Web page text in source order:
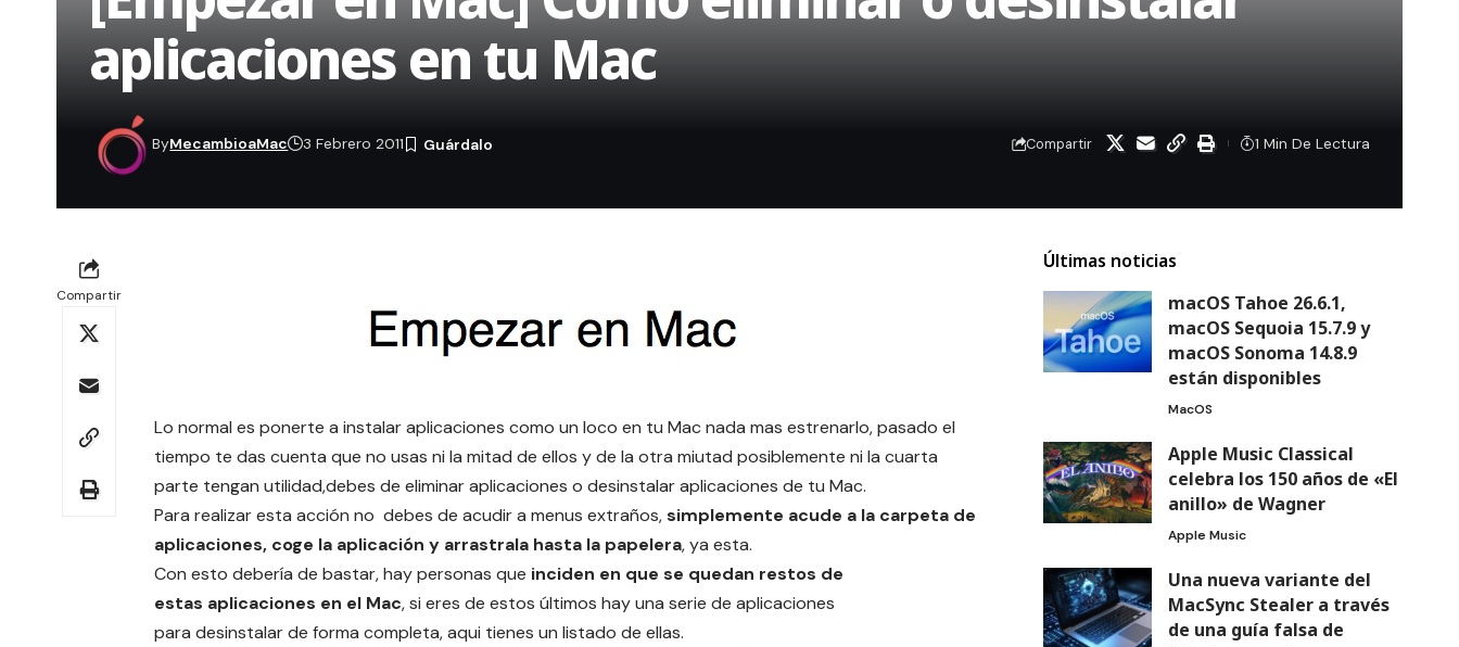
aplicaciones en tu Mac
ByMecambioaMac 3 Febrero 2011 Compartir 1 Min De Lectura
Compartir
Lo normal es ponerte a instalar aplicaciones como un loco en tu Mac nada mas estrenarlo, pasado el
tiempo te das cuenta que no usas ni la mitad de ellos y de la otra miutad posiblemente ni la cuarta
parte tengan utilidad,debes de eliminar aplicaciones o desinstalar aplicaciones de tu Mac.
Para realizar esta acción no debes de acudir a menus extraños,simplemente acude a la carpeta de
aplicaciones, coge la aplicación y arrastrala hasta la papelera, ya esta.
Con esto debería de bastar, hay personas que inciden en que se quedan restos de
estas aplicaciones en el Mac, si eres de estos últimos hay una serie de aplicaciones
para desinstalar de forma completa, aqui tienes un listado de ellas.
Últimas noticias
macOS Tahoe 26.6.1,
macOS Sequoia 15.7.9 y
macOS Sonoma 14.8.9
están disponibles
MacOS
Apple Music Classical
celebra los 150 años de «El
anillo» de Wagner
Apple Music
Una nueva variante del
MacSync Stealer a través
de una guía falsa de